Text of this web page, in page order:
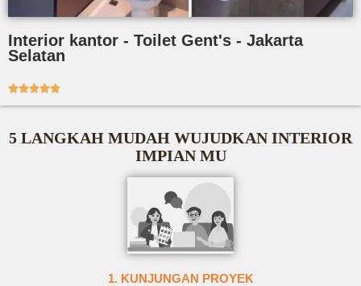
Interior kantor - Toilet Gent's - Jakarta
Selatan

5 LANGKAH MUDAH WUJUDKAN INTERIOR
IMPIAN MU
1. KUNJUNGAN PROYEK